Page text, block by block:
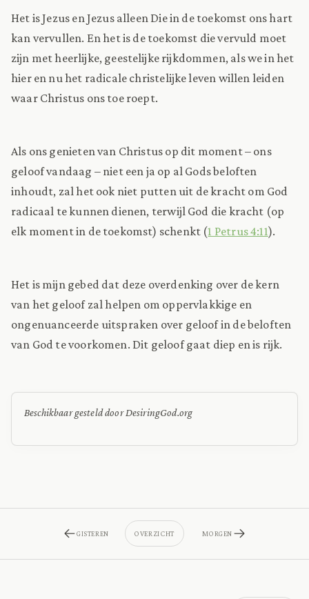
Het is Jezus en Jezus alleen Die in de toekomst ons hart
kan vervullen. En het is de toekomst die vervuld moet
zijn met heerlijke, geestelijke rijkdommen, als we in het
hier en nu het radicale christelijke leven willen leiden
waar Christus ons toe roept.
Als ons genieten van Christus op dit moment – ons
geloof vandaag – niet een ja op al Gods beloften
inhoudt, zal het ook niet putten uit de kracht om God
radicaal te kunnen dienen, terwijl God die kracht (op
elk moment in de toekomst) schenkt (1 Petrus 4:11).
Het is mijn gebed dat deze overdenking over de kern
van het geloof zal helpen om oppervlakkige en
ongenuanceerde uitspraken over geloof in de beloften
van God te voorkomen. Dit geloof gaat diep en is rijk.
Beschikbaar gesteld door DesiringGod.org
GISTEREN OVERZICHT MORGEN